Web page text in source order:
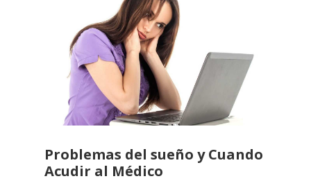
Problemas del sueño y Cuando
Acudir al Médico